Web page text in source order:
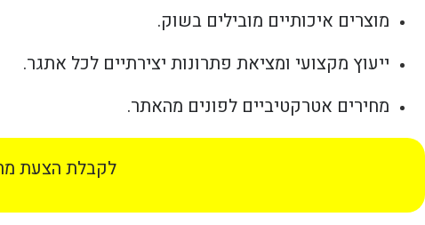
מוצרים איכותיים מובילים בשוק.
ייעוץ מקצועי ומציאת פתרונות יצירתיים לכל אתגר.
מחירים אטרקטיביים לפונים מהאתר.
לקבלת הצעת